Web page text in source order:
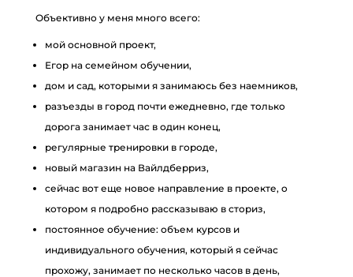
Объективно у меня много всего:
мой основной проект,
Егор на семейном обучении,
дом и сад, которыми я занимаюсь без наемников,
разъезды в город почти ежедневно, где только
дорога занимает час в один конец,
регулярные тренировки в городе,
новый магазин на Вайлдберриз,
сейчас вот еще новое направление в проекте, о
котором я подробно рассказываю в сториз,
постоянное обучение: объем курсов и
индивидуального обучения, который я сейчас
прохожу, занимает по несколько часов в день,